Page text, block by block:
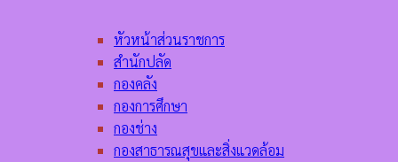
หัวหน้าส่วนราชการ
สำนักปลัด
กองคลัง
กองการศึกษา
กองช่าง
กองสาธารณสุขและสิ่งแวดล้อม